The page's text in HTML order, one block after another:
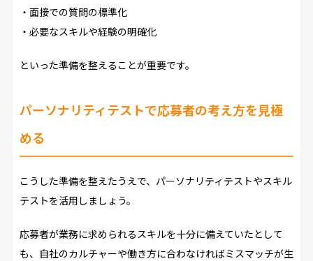
・面接での質問の標準化
・必要なスキルや経験の明確化
といった準備を整えることが重要です。
パーソナリティテストで応募者の考え方を見極
める
こうした準備を整えたうえで、パーソナリティテストやスキル
テストを活用しましょう。
応募者が業務に求められるスキルを十分に備えていたとして
も、自社のカルチャーや働き方に合わなければミスマッチが生